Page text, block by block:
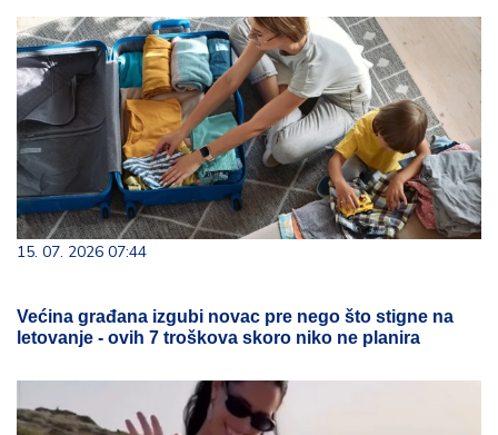
15. 07. 2026 07:44
Većina građana izgubi novac pre nego što stigne na
letovanje - ovih 7 troškova skoro niko ne planira